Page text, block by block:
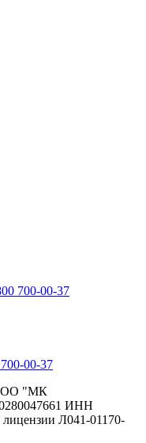
700-00-37
00-37
ООО "МК
ИНН
Л041-01170-